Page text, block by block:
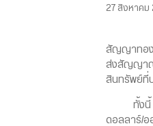
27 สิงหาคม
สัญญาทอง
ส่งสัญญาณ
สินทรัพย์ที่
ทั้งนี้ สัญญ
ดอลลาร์/อ